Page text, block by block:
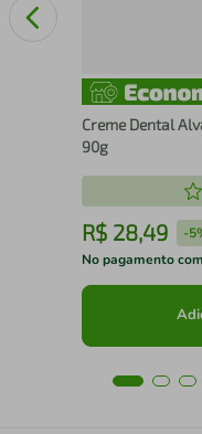
Creme Dental
90g
R$ 28,49 -
No pagamento